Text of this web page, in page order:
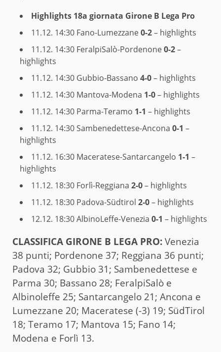
Highlights 18a giornata Girone B Lega Pro
11.12. 14:30 Fano-Lumezzane0-2– highlights
11.12. 14:30 FeralpiSalò-Pordenone0-2–
highlights
11.12. 14:30 Gubbio-Bassano 4-0– highlights
11.12. 14:30 Mantova-Modena 1-0– highlights
11.12. 14:30 Parma-Teramo 1-1 – highlights
11.12. 14:30Sambenedettese-Ancona 0-1 –
highlights
11.12. 16:30 Maceratese-Santarcangelo 1-1 –
highlights
11.12. 18:30 Forlì-Reggiana 2-0– highlights
11.12. 18:30 Padova-Südtirol 2-0– highlights
12.12. 18:30AlbinoLeffe-Venezia 0-1 – highlights
CLAS­SI­FI­CA GIRONE B LEGA PRO:Venezia
38 punti; Pordenone 37; Reggiana 36 punti;
Padova 32; Gubbio 31; Sambenedettese e
Parma 30; Bassano 28; FeralpiSalò e
Albinoleffe 25; Santarcangelo 21; Ancona e
Lumezzane 20; Maceratese (-3) 19; SüdTirol
18; Teramo 17; Mantova 15; Fano 14;
Modena e Forlì 13.